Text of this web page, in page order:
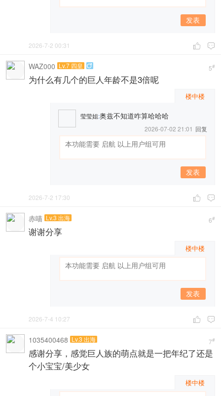
发表
 
2026-7-2 00:31
5#
WAZ000 Lv.7 四皇 
为什么有几个的巨人年龄不是3倍呢
楼中楼
莹莹姐:奥兹不知道咋算哈哈哈
2026-07-02 21:01 回复
发表
 
2026-7-2 17:30
6#
赤喵 Lv.3 出海
谢谢分享
楼中楼
发表
 
2026-7-4 10:27
7#
1035400468 Lv.3 出海
感谢分享，感觉巨人族的萌点就是一把年纪了还是
个小宝宝/美少女
楼中楼